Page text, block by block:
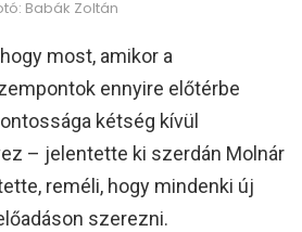
Babák Zoltán
most, amikor a
ennyire előtérbe
kétség kívül
– jelentette ki szerdán Molnár
reméli, hogy mindenki új
szerezni.